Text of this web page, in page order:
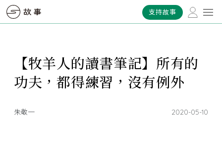
支持故事
【牧羊人的讀書筆記】所有的
功夫，都得練習，沒有例外
朱敬一 2020-05-10